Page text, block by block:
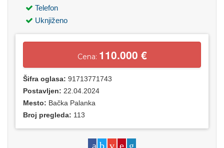
Telefon
Uknjiženo
Cena: 110.000 €
Šifra oglasa: 91713771743
Postavljen: 22.04.2024
Mesto: Bačka Palanka
Broj pregleda: 113